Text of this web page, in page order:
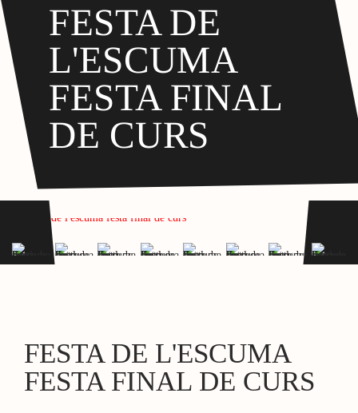
FESTA DE
L'ESCUMA
FESTA FINAL
DE CURS
FESTA DE L'ESCUMA
FESTA FINAL DE CURS